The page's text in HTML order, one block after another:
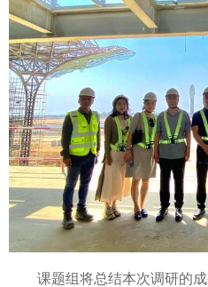
课题组将总结本次调研的